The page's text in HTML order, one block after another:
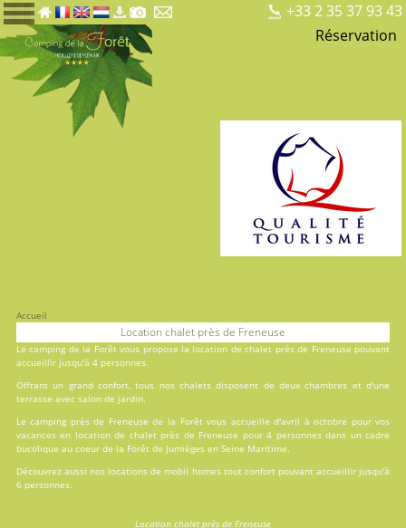
+33 2 35 37 93 43
Réservation
Accueil
Location chalet près de Freneuse
Lecamping de la Forêtvous propose la location de chalet près de Freneuse pouvant
accueillir jusqu'à 4 personnes.
Offrant un grand confort, tous nos chalets disposent de deux chambres et d'une
terrasse avec salon de jardin.
Le camping près de Freneuse de la Forêt vous accueille d'avril à octobre pour vos
vacances en locationde chalet près de Freneuse pour 4 personnes dans un cadre
bucolique au coeur de la Forêt de Jumièges en Seine Maritime.
Découvrez aussi nos locations de mobil homestout confort pouvant accueillir jusqu'à
6 personnes.
Location chalet près de Freneuse